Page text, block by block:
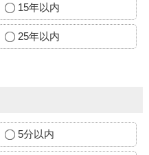
15年以内
25年以内
5分以内